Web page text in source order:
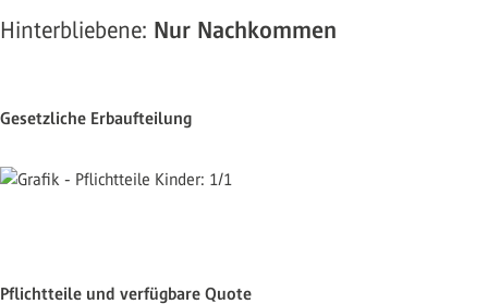
Hinterbliebene: Nur Nachkommen
Gesetzliche Erbaufteilung
Pflichtteile und verfügbare Quote